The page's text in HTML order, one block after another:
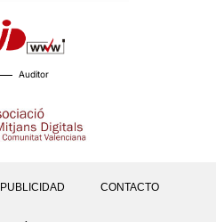
Auditor
PUBLICIDAD CONTACTO